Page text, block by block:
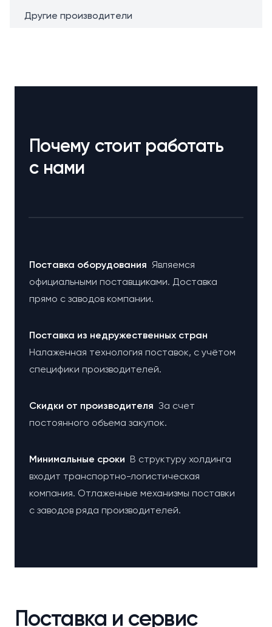
Другие производители
Почему стоит работать
с нами
Поставка оборудования Являемся
официальными поставщиками. Доставка
прямо с заводов компании.
Поставка из недружественных стран
Налаженная технология поставок, с учётом
специфики производителей.
Cкидки от производителя За счет
постоянного объема закупок.
Минимальные сроки В структуру холдинга
входит транспортно-логистическая
компания. Отлаженные механизмы поставки
с заводов ряда производителей.
Поставка и сервис